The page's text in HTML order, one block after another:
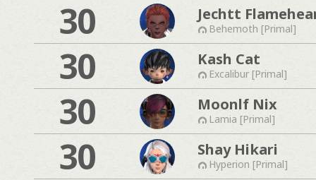
30 Jechtt
Behemoth [Primal]
30 Kash Cat
Excalibur [Primal]
30 Moonlf Nix
Lamia [Primal]
30 Shay Hikari
Hyperion [Primal]